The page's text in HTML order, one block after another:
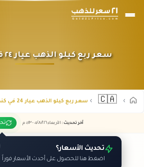
سعر ربع كيلو الذهب عيار ٢٤ في كندا الآن
🇨🇦 سعر ربع كيلو الذهب عيار 24 في كندا الآن
آخر تحديث : الأربعاء ٠٥ /٠٨/٢٠٢٦ - ٠١:٢٣م
تحديث الأسعار؟
اضغط هنا للحصول على أحدث الأسعار فوراً